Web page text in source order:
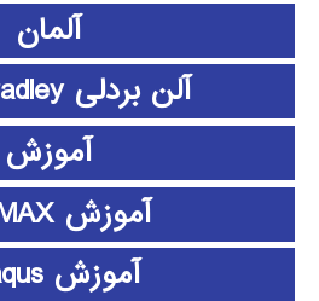
آلمان
آلن بردلی Allen bradley
آموزش
آموزش 3D MAX
آموزش abaqus